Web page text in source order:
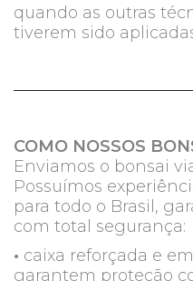
quando as outras
tiverem sido
COMO NOSSOS
Enviamos o bonsai
Possuímos
para todo o Brasil,
com total segurança:
• caixa reforçada e
garantem proteção